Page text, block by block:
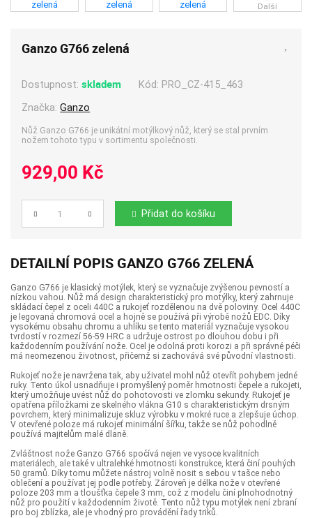
Další
Ganzo G766 zelená
Dostupnost:skladem Kód: PRO_CZ-415_463
Značka:Ganzo
Nůž Ganzo G766 je unikátní motýlkový nůž, který se stal prvním
nožem tohoto typu v sortimentu společnosti.
929,00 Kč
Počet Přidat do košíku
DETAILNÍ POPIS GANZO G766 ZELENÁ
Ganzo G766 je klasický motýlek, který se vyznačuje zvýšenou pevností a
nízkou vahou. Nůž má design charakteristický pro motýlky, který zahrnuje
skládací čepel z oceli 440C a rukojeť rozdělenou na dvě poloviny. Ocel 440C
je legovaná chromová ocel a hojně se používá při výrobě nožů EDC. Díky
vysokému obsahu chromu a uhlíku se tento materiál vyznačuje vysokou
tvrdostí v rozmezí 56-59 HRC a udržuje ostrost po dlouhou dobu i při
každodenním používání nože. Ocel je odolná proti korozi a při správné péči
má neomezenou životnost, přičemž si zachovává své původní vlastnosti.
Rukojeť nože je navržena tak, aby uživatel mohl nůž otevřít pohybem jedné
ruky. Tento úkol usnadňuje i promyšlený poměr hmotnosti čepele a rukojeti,
který umožňuje uvést nůž do pohotovosti ve zlomku sekundy. Rukojeť je
opatřena příložkami ze skelného vlákna G10 s charakteristickým drsným
povrchem, který minimalizuje skluz výrobku v mokré ruce a zlepšuje úchop.
V otevřené poloze má rukojeť minimální šířku, takže se nůž pohodlně
používá majitelům malé dlaně.
Zvláštnost nože Ganzo G766 spočívá nejen ve vysoce kvalitních
materiálech, ale také v ultralehké hmotnosti konstrukce, která činí pouhých
50 gramů. Díky tomu můžete nástroj volně nosit s sebou v tašce nebo
oblečení a používat jej podle potřeby. Zároveň je délka nože v otevřené
poloze 203 mm a tloušťka čepele 3 mm, což z modelu činí plnohodnotný
nůž pro použití v každodenním životě. Tento nůž typu motýlek není zbraní
pro boj zblízka, ale je vhodný pro provádění řady triků.